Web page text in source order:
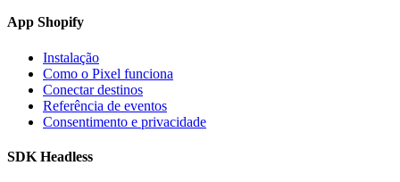
App Shopify
Instalação
Como o Pixel funciona
Conectar destinos
Referência de eventos
Consentimento e privacidade
SDK Headless